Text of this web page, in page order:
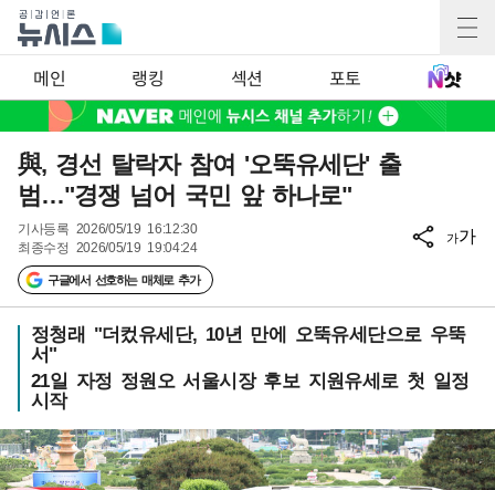
메인 랭킹 섹션 포토
與, 경선 탈락자 참여 '오뚝유세단' 출
범…"경쟁 넘어 국민 앞 하나로"
기사등록 2026/05/19 16:12:30
최종수정 2026/05/19 19:04:24
구글에서 선호하는 매체로 추가
가가
정청래 "더컸유세단, 10년 만에 오뚝유세단으로 우뚝
서"
21일 자정 정원오 서울시장 후보 지원유세로 첫 일정
시작